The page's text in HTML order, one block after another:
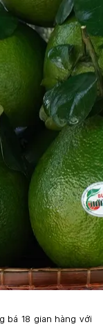
bá 18 gian hàng với